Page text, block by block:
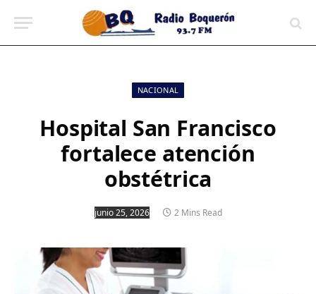
NACIONAL
Hospital San Francisco
fortalece atención
obstétrica
junio 25, 2026 2 Mins Read